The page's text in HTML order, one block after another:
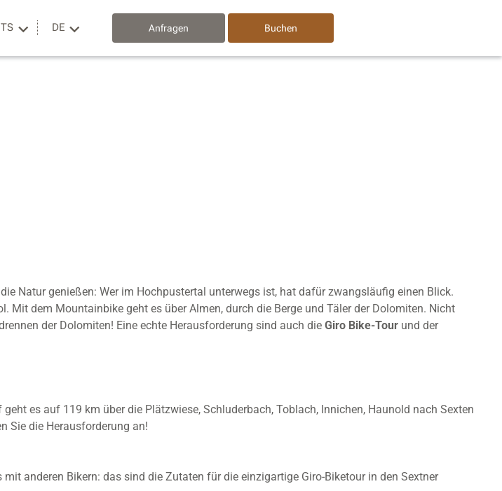
DE Anfragen Buchen
Natur genießen: Wer im Hochpustertal unterwegs ist, hat dafür zwangsläufig einen Blick.
dem Mountainbike geht es über Almen, durch die Berge und Täler der Dolomiten. Nicht
der Dolomiten! Eine echte Herausforderung sind auch die Giro Bike-Tour und der
es auf 119 km über die Plätzwiese, Schluderbach, Toblach, Innichen, Haunold nach Sexten
Sie die Herausforderung an!
anderen Bikern: das sind die Zutaten für die einzigartige Giro-Biketour in den Sextner